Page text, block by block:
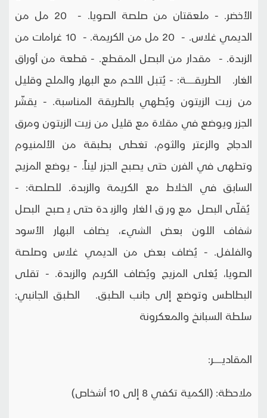
الأخضر. - ملعقتان من صلصة الصويا. - 20 مل من
الديمي غلاس. - 20 مل من الكريمة. - 10 غرامات من
الزبدة. - مقدار من البصل المقطع. - قطعة من أوراق
الغار. الطريقـــــــة: - يُتبل اللحم مع البهار والملح وقليل
من زيت الزيتون ويُطهي بالطريقة المناسبة. - يقشّر
الجزر ويوضع في مقلاة مع قليل من زيت الزيتون ومرق
الدجاج والزعتر والثوم، تغطى بطبقة من الألمنيوم
وتطهى في الفرن حتى يصبح الجزر ليناً. - يوضع المزيج
السابق في الخلاط مع الكريمة والزبدة. للصلصة: -
يُقلّى البصل مع ورق الغار والزبدة حتى يصبح البصل
شفاف اللون بعض الشيء، يضاف البهار الأسود
والفلفل. - يُضاف بعض من الديمي غلاس وصلصة
الصويا، يُغلى المزيج ويُضاف الكريم والزبدة. - تقلى
البطاطس وتوضع إلى جانب الطبق. الطبق الجانبي:
سلطة السبانخ والمعكرونة
المقاديـــــــر:
ملاحظة: (الكمية تكفي 8 إلى 10 أشخاص)